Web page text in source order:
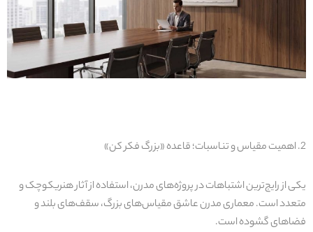
2. اهمیتمقیاسو تناسبات؛ قاعده «بزرگ فکر کن»
یکیاز رایج‌تریناشتباهات در پروژه‌هایمدرن، استفاده از آثار هنریکوچک و
متعدد است. معماریمدرن عاشق مقیاس‌هایبزرگ، سقف‌هایبلند و
فضاهایگشودهاست.